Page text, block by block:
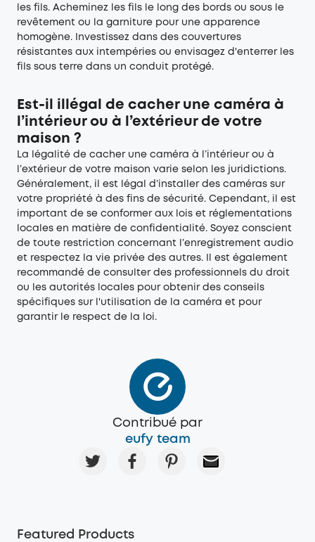
les fils. Acheminez les fils le long des bords ou sous le
revêtement ou la garniture pour une apparence
homogène. Investissez dans des couvertures
résistantes aux intempéries ou envisagez d'enterrer les
fils sous terre dans un conduit protégé.
Est-il illégal de cacher une caméra à
l’intérieur ou à l’extérieur de votre
maison ?
La légalité de cacher une caméra à l’intérieur ou à
l’extérieur de votre maison varie selon les juridictions.
Généralement, il est légal d’installer des caméras sur
votre propriété à des fins de sécurité. Cependant, il est
important de se conformer aux lois et réglementations
locales en matière de confidentialité. Soyez conscient
de toute restriction concernant l’enregistrement audio
et respectez la vie privée des autres. Il est également
recommandé de consulter des professionnels du droit
ou les autorités locales pour obtenir des conseils
spécifiques sur l'utilisation de la caméra et pour
garantir le respect de la loi.
Contribué par
eufy team
Featured Products